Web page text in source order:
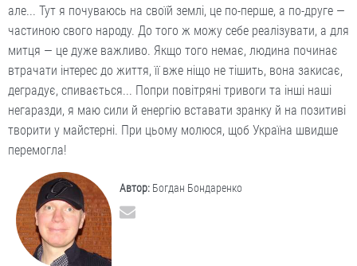
але... Тут я почуваюсь на своїй землі, це по-перше, а по-друге —
частиною свого народу. До того ж можу себе реалізувати, а для
митця — це дуже важливо. Якщо того немає, людина починає
втрачати інтерес до життя, її вже ніщо не тішить, вона закисає,
деградує, спивається... Попри повітряні тривоги та інші наші
негаразди, я маю сили й енергію вставати зранку й на позитиві
творити у майстерні. При цьому молюся, щоб Україна швидше
перемогла!
Автор: Богдан Бондаренко